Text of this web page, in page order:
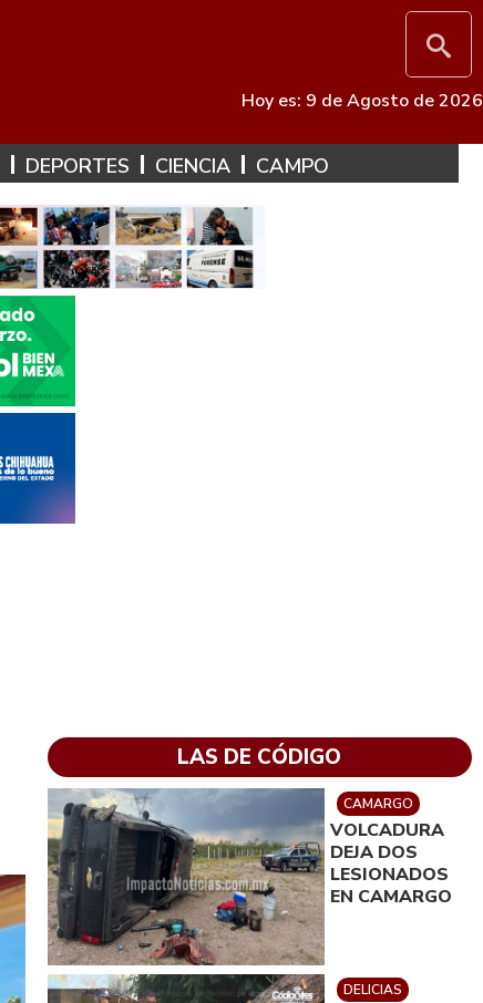
Hoy es: 9 de Agosto de 2026
DEPORTES CIENCIA CAMPO
LAS DE CÓDIGO
CAMARGO
VOLCADURA
DEJA DOS
LESIONADOS
EN CAMARGO
DELICIAS